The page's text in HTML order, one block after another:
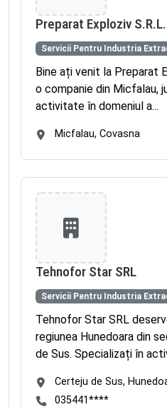
Preparat Exploziv S.R.L.
Servicii Pentru Industria
Bine ați venit la Preparat
o companie din Micfalau,
activitate în domeniul a...
Micfalau, Covasna
Tehnofor Star SRL
Servicii Pentru Industria
Tehnofor Star SRL
regiunea Hunedoara din
de Sus. Specializați în
Certeju de Sus,
035441****